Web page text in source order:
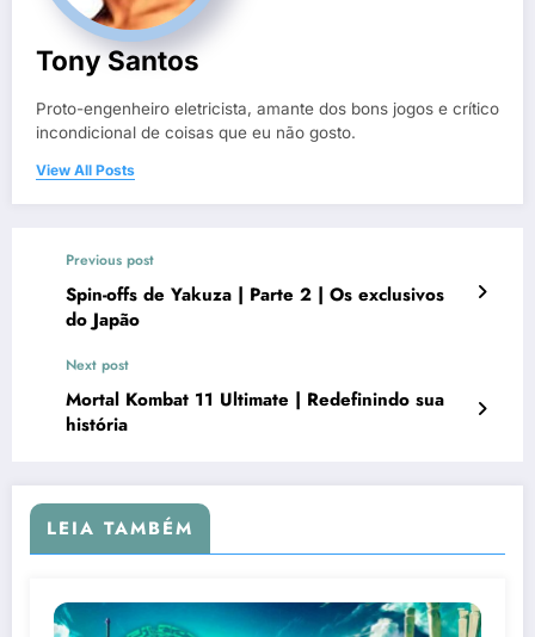
Tony Santos
Proto-engenheiro eletricista, amante dos bons jogos e crítico
incondicional de coisas que eu não gosto.
View All Posts
Previous post
Spin-offs de Yakuza | Parte 2 | Os exclusivos
do Japão
Next post
Mortal Kombat 11 Ultimate | Redefinindo sua
história
LEIA TAMBÉM